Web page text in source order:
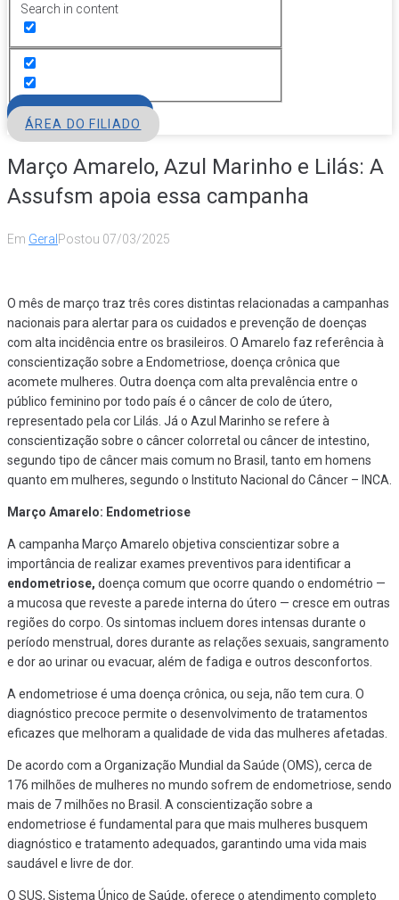
Search in content
ÁREA DO FILIADO
Março Amarelo, Azul Marinho e Lilás: A
Assufsm apoia essa campanha
Em Geral Postou 07/03/2025
O mês de março traz três cores distintas relacionadas a campanhas
nacionais para alertar para os cuidados e prevenção de doenças
com alta incidência entre os brasileiros. O Amarelo faz referência à
conscientização sobre a Endometriose, doença crônica que
acomete mulheres. Outra doença com alta prevalência entre o
público feminino por todo país é o câncer de colo de útero,
representado pela cor Lilás. Já o Azul Marinho se refere à
conscientização sobre o câncer colorretal ou câncer de intestino,
segundo tipo de câncer mais comum no Brasil, tanto em homens
quanto em mulheres, segundo o Instituto Nacional do Câncer – INCA.
Março Amarelo: Endometriose
A campanha Março Amarelo objetiva conscientizar sobre a
importância de realizar exames preventivos para identificar a
endometriose, doença comum que ocorre quando o endométrio —
a mucosa que reveste a parede interna do útero — cresce em outras
regiões do corpo. Os sintomas incluem dores intensas durante o
período menstrual, dores durante as relações sexuais, sangramento
e dor ao urinar ou evacuar, além de fadiga e outros desconfortos.
A endometriose é uma doença crônica, ou seja, não tem cura. O
diagnóstico precoce permite o desenvolvimento de tratamentos
eficazes que melhoram a qualidade de vida das mulheres afetadas.
De acordo com a Organização Mundial da Saúde (OMS), cerca de
176 milhões de mulheres no mundo sofrem de endometriose, sendo
mais de 7 milhões no Brasil. A conscientização sobre a
endometriose é fundamental para que mais mulheres busquem
diagnóstico e tratamento adequados, garantindo uma vida mais
saudável e livre de dor.
O SUS, Sistema Único de Saúde, oferece o atendimento completo